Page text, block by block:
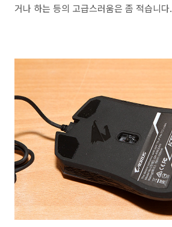
거나 하는 등의 고급스러움은 좀 적습니다.